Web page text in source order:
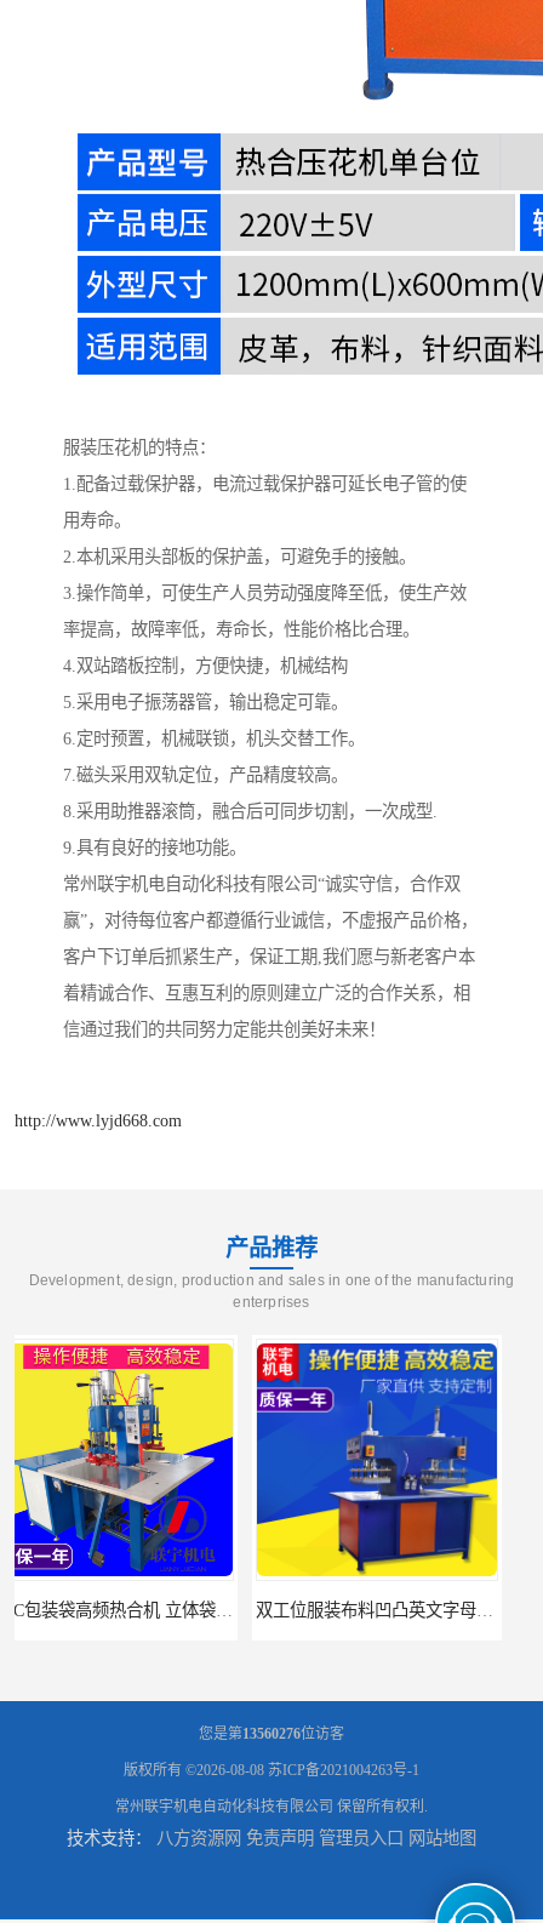
服装压花机的特点：
1.配备过载保护器，电流过载保护器可延长电子管的使
用寿命。
2.本机采用头部板的保护盖，可避免手的接触。
3.操作简单，可使生产人员劳动强度降至低，使生产效
率提高，故障率低，寿命长，性能价格比合理。
4.双站踏板控制，方便快捷，机械结构
5.采用电子振荡器管，输出稳定可靠。
6.定时预置，机械联锁，机头交替工作。
7.磁头采用双轨定位，产品精度较高。
8.采用助推器滚筒，融合后可同步切割，一次成型.
9.具有良好的接地功能。
常州联宇机电自动化科技有限公司“诚实守信，合作双
赢”，对待每位客户都遵循行业诚信，不虚报产品价格，
客户下订单后抓紧生产，保证工期,我们愿与新老客户本
着精诚合作、互惠互利的原则建立广泛的合作关系，相
信通过我们的共同努力定能共创美好未来！
http://www.lyjd668.com
产品推荐
Development, design, production and sales in one of the manufacturing
enterprises
浙江布料凹凸4d压纹机生产厂家 服装凹凸4d压纹植胶机 经济实惠 面料凹凸压纹机厂家 毛巾干发巾压标压logo设备 性能稳定
您是第13560276位访客
版权所有 ©2026-08-08 苏ICP备2021004263号-1
常州联宇机电自动化科技有限公司 保留所有权利.
技术支持： 八方资源网 免责声明 管理员入口 网站地图